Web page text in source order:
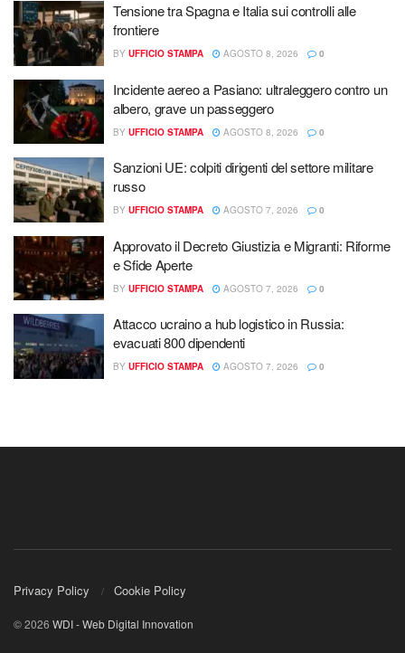
Tensione tra Spagna e Italia sui controlli alle
frontiere
BY UFFICIO STAMPA AGOSTO 8, 2026 0
Incidente aereo a Pasiano: ultraleggero contro un
albero, grave un passeggero
BY UFFICIO STAMPA AGOSTO 8, 2026 0
Sanzioni UE: colpiti dirigenti del settore militare
russo
BY UFFICIO STAMPA AGOSTO 7, 2026 0
Approvato il Decreto Giustizia e Migranti: Riforme
e Sfide Aperte
BY UFFICIO STAMPA AGOSTO 7, 2026 0
Attacco ucraino a hub logistico in Russia:
evacuati 800 dipendenti
BY UFFICIO STAMPA AGOSTO 7, 2026 0
Privacy Policy Cookie Policy
© 2026 WDI - Web Digital Innovation